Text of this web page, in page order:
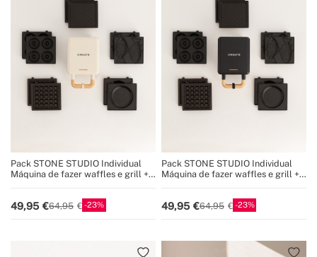
Pack STONE STUDIO Individual
Máquina de fazer waffles e grill +
49,95 64,95 23
Pack STONE STUDIO Individual
Máquina de fazer waffles e grill +
49,95 64,95 23